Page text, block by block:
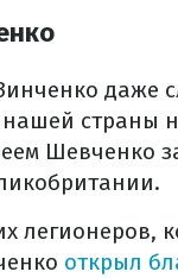
даже
страны
Шевченко
открыл